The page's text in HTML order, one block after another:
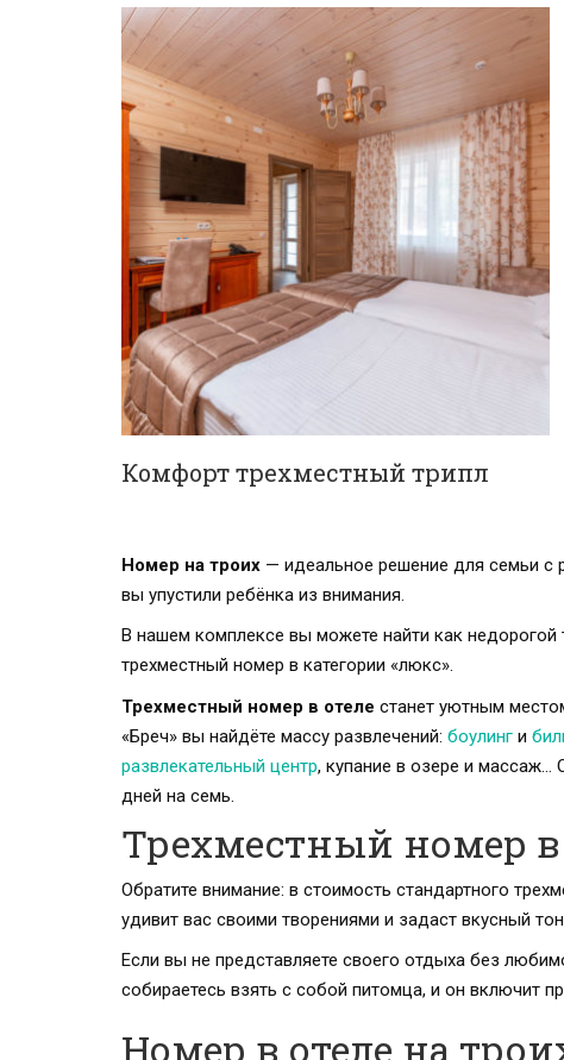
Комфорт трехместный трипл
Номер на троих — идеальное решение для семьи с
вы упустили ребёнка из внимания.
В нашем комплексе вы можете найти как недорогой
трехместный номер в категории «люкс».
Трехместный номер в отеле станет уютным
«Бреч» вы найдёте массу развлечений: боулинг и
развлекательный центр, купание в озере и массаж…
дней на семь.
Трехместный номер в
Обратите внимание: в стоимость стандартного
удивит вас своими творениями и задаст вкусный
Если вы не представляете своего отдыха без
собираетесь взять с собой питомца, и он включит
Номер в отеле на